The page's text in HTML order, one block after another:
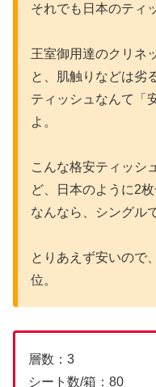
それでも日本のティ
王室御用達のクリネ
と、肌触りなどは劣
ティッシュなんて「
よ。
こんな格安ティッシ
ど、日本のように2
なんなら、シングル
とりあえず安いので
位。
層数：3
シート数/箱：80